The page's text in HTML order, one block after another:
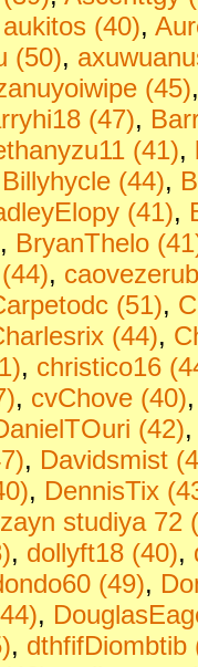
aukitos (40),
(50),
(45)
(47),
(41),
Billyhycle (44),
(41),
, BryanThelo
,
(51),
(44),
, christico16
, cvChove (40)
(42)
, Davidsmist
, DennisTix
studiya 72
, dollyft18 (40),
(49),
,
, dthfifDiombtib